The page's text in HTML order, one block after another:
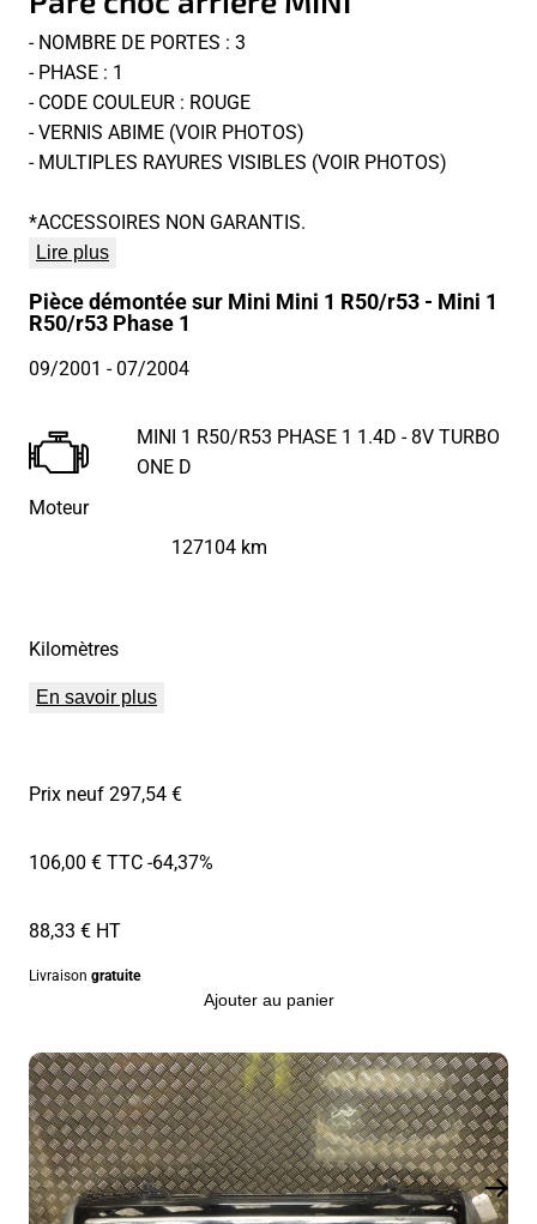
- NOMBRE DE PORTES : 3
- PHASE : 1
- CODE COULEUR : ROUGE
- VERNIS ABIME (VOIR PHOTOS)
- MULTIPLES RAYURES VISIBLES (VOIR PHOTOS)
*ACCESSOIRES NON GARANTIS.
Lire plus
Pièce démontée sur Mini Mini 1 R50/r53 - Mini 1
R50/r53 Phase 1
09/2001 - 07/2004
Moteur
MINI 1 R50/R53 PHASE 1 1.4D - 8V TURBO
ONE D
Kilomètres
127104 km
En savoir plus
Prix neuf 297,54 €
106,00 € TTC-64,37%
88,33 € HT
Livraison gratuite
Ajouter au panier